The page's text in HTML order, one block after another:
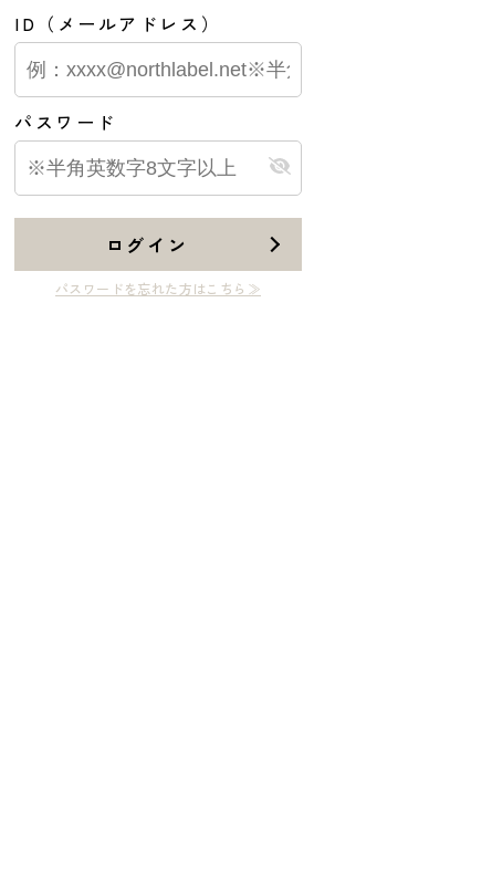
ID（メールアドレス）
パスワード
ログイン
パスワードを忘れた方はこちら≫